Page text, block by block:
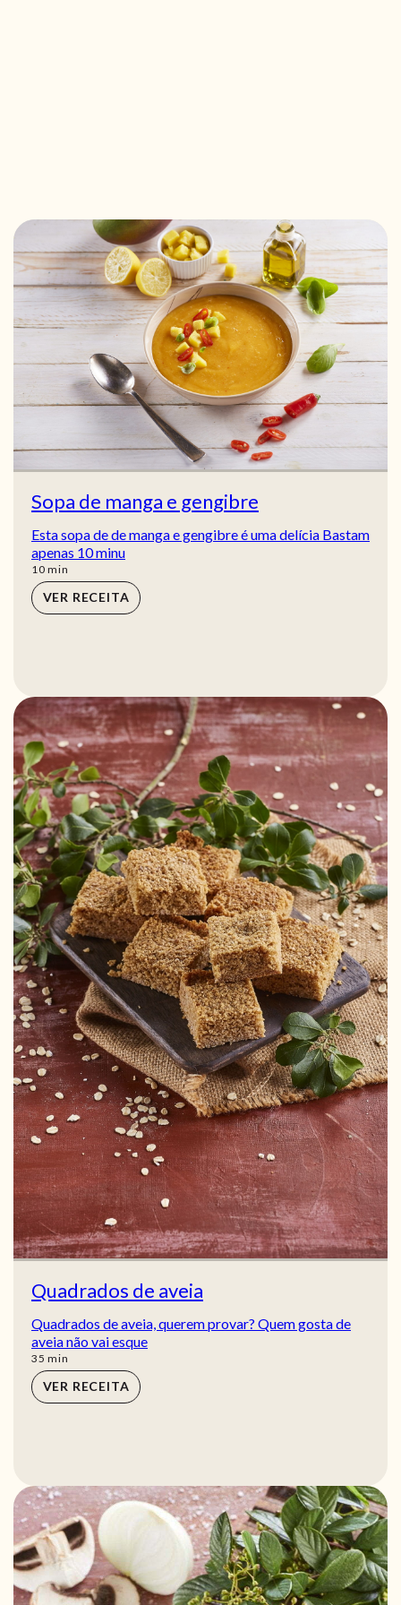
Sopa de manga e gengibre
Esta sopa de de manga e gengibre é uma delícia Bastam
apenas 10 minu
10min
min
VER RECEITA
Quadrados de aveia
Quadrados de aveia, querem provar? Quem gosta de
aveia não vai esque
35 min
min
VER RECEITA